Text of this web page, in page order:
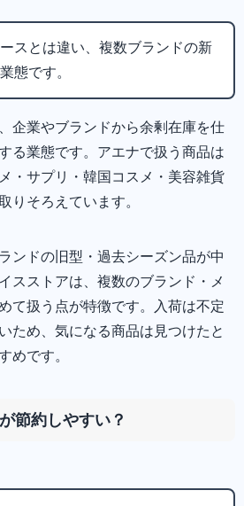
スとは違い、複数ブランドの新
態です。
企業やブランドから余剰在庫を仕
る業態です。アエナで扱う商品は
・サプリ・韓国コスメ・美容雑貨
りそろえています。
ンドの旧型・過去シーズン品が中
スストアは、複数のブランド・メ
て扱う点が特徴です。入荷は不定
ため、気になる商品は見つけたと
めです。
節約しやすい？